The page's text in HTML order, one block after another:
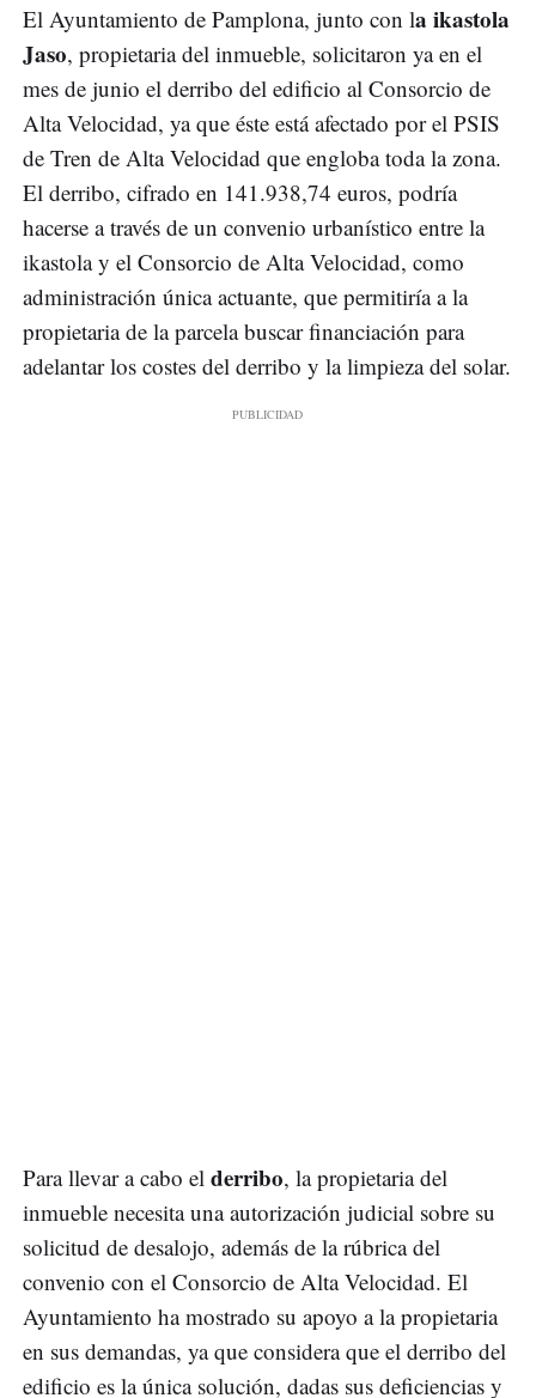
El Ayuntamiento de Pamplona, junto con la ikastola
Jaso, propietaria del inmueble, solicitaron ya en el
mes de junio el derribo del edificio al Consorcio de
Alta Velocidad, ya que éste está afectado por el PSIS
de Tren de Alta Velocidad que engloba toda la zona.
El derribo, cifrado en 141.938,74 euros, podría
hacerse a través de un convenio urbanístico entre la
ikastola y el Consorcio de Alta Velocidad, como
administración única actuante, que permitiría a la
propietaria de la parcela buscar financiación para
adelantar los costes del derribo y la limpieza del solar.
Para llevar a cabo el derribo, la propietaria del
inmueble necesita una autorización judicial sobre su
solicitud de desalojo, además de la rúbrica del
convenio con el Consorcio de Alta Velocidad. El
Ayuntamiento ha mostrado su apoyo a la propietaria
en sus demandas, ya que considera que el derribo del
edificio es la única solución, dadas sus deficiencias y